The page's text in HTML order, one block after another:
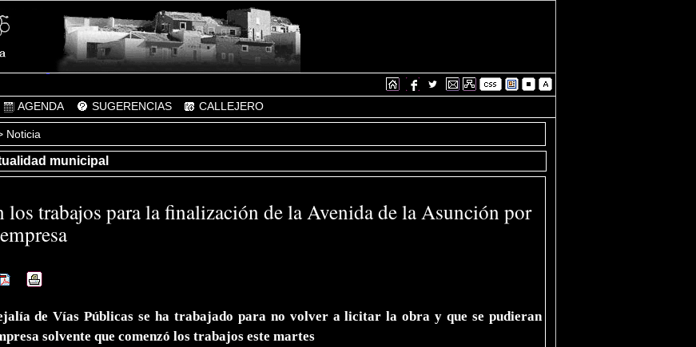
AGENDA SUGERENCIAS CALLEJERO
Noticia
municipal
los trabajos para la finalización de la Avenida de la Asunción por
de Vías Públicas se ha trabajado para no volver a licitar la obra y que se pudieran
solvente que comenzó los trabajos este martes